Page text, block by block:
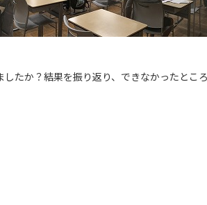
たか？結果を振り返り、できなかったとこ